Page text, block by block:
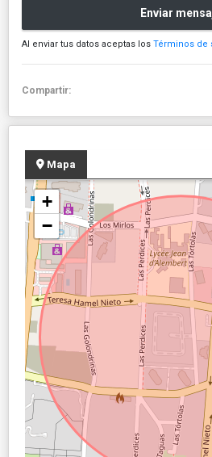
Enviar
Al enviar tus datos aceptas los Términos de
Compartir:
Mapa
+
−